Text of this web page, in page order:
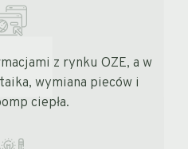
z rynku OZE, a w
wymiana pieców i
ciepła.